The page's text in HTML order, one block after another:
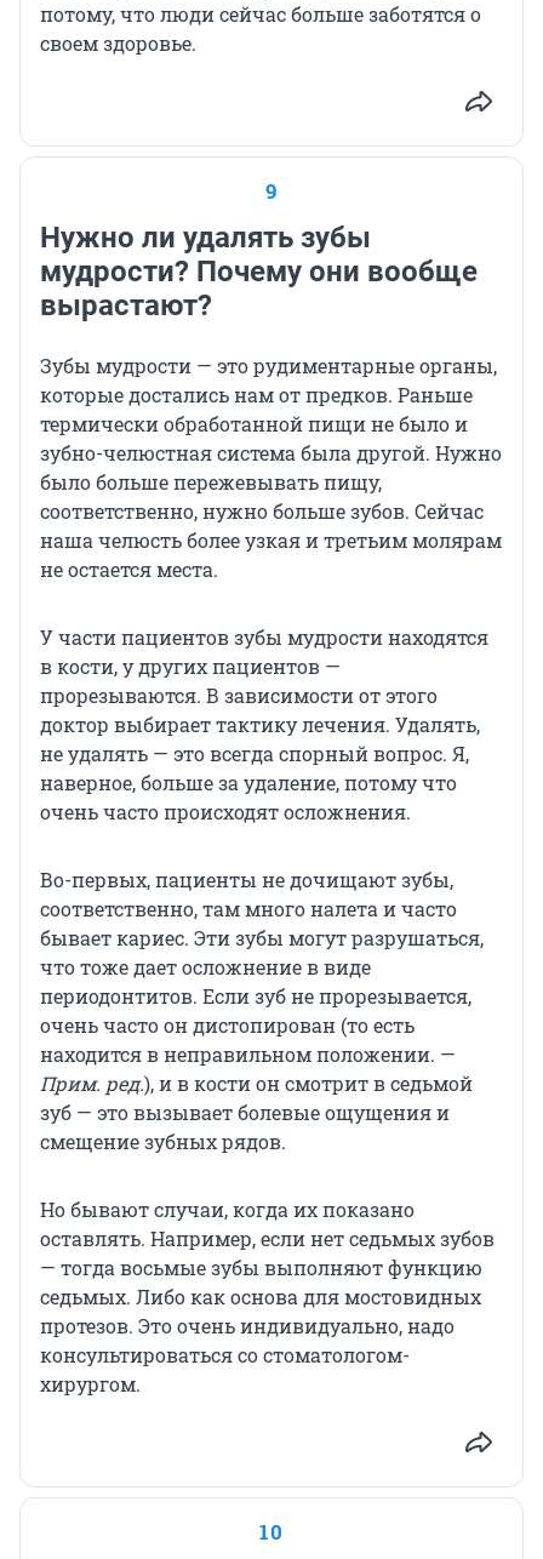
потому, что люди сейчас больше заботятся о
своем здоровье.
9
Нужно ли удалять зубы
мудрости? Почему они вообще
вырастают?
Зубы мудрости — это рудиментарные органы,
которые достались нам от предков. Раньше
термически обработанной пищи не было и
зубно-челюстная система была другой. Нужно
было больше пережевывать пищу,
соответственно, нужно больше зубов. Сейчас
наша челюсть более узкая и третьим молярам
не остается места.
У части пациентов зубы мудрости находятся
в кости, у других пациентов —
прорезываются. В зависимости от этого
доктор выбирает тактику лечения. Удалять,
не удалять — это всегда спорный вопрос. Я,
наверное, больше за удаление, потому что
очень часто происходят осложнения.
Во-первых, пациенты не дочищают зубы,
соответственно, там много налета и часто
бывает кариес. Эти зубы могут разрушаться,
что тоже дает осложнение в виде
периодонтитов. Если зуб не прорезывается,
очень часто он дистопирован (то есть
находится в неправильном положении. —
Прим. ред.), и в кости он смотрит в седьмой
зуб — это вызывает болевые ощущения и
смещение зубных рядов.
Но бывают случаи, когда их показано
оставлять. Например, если нет седьмых зубов
— тогда восьмые зубы выполняют функцию
седьмых. Либо как основа для мостовидных
протезов. Это очень индивидуально, надо
консультироваться со стоматологом-
хирургом.
10